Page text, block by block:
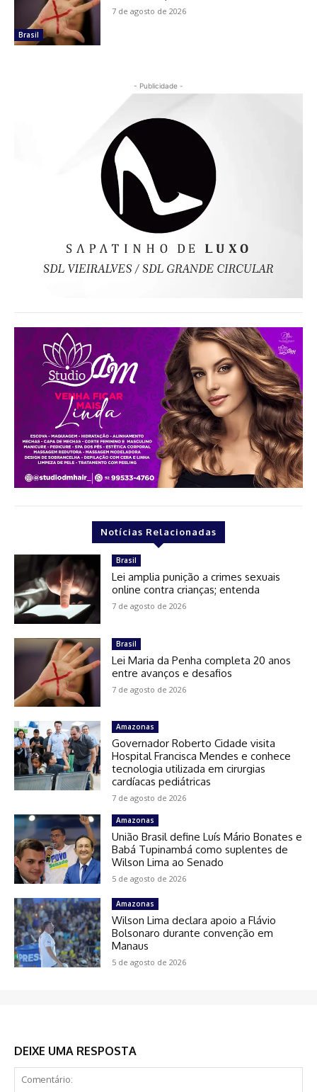
Brasil
7 de agosto de 2026
- Publicidade -
Notícias Relacionadas
Brasil
Lei amplia punição a crimes sexuais
online contra crianças; entenda
7 de agosto de 2026
Brasil
Lei Maria da Penha completa 20 anos
entre avanços e desafios
7 de agosto de 2026
Amazonas
Governador Roberto Cidade visita
Hospital Francisca Mendes e conhece
tecnologia utilizada em cirurgias
cardíacas pediátricas
7 de agosto de 2026
Amazonas
União Brasil define Luís Mário Bonates e
Babá Tupinambá como suplentes de
Wilson Lima ao Senado
5 de agosto de 2026
Amazonas
Wilson Lima declara apoio a Flávio
Bolsonaro durante convenção em
Manaus
5 de agosto de 2026
DEIXE UMA RESPOSTA